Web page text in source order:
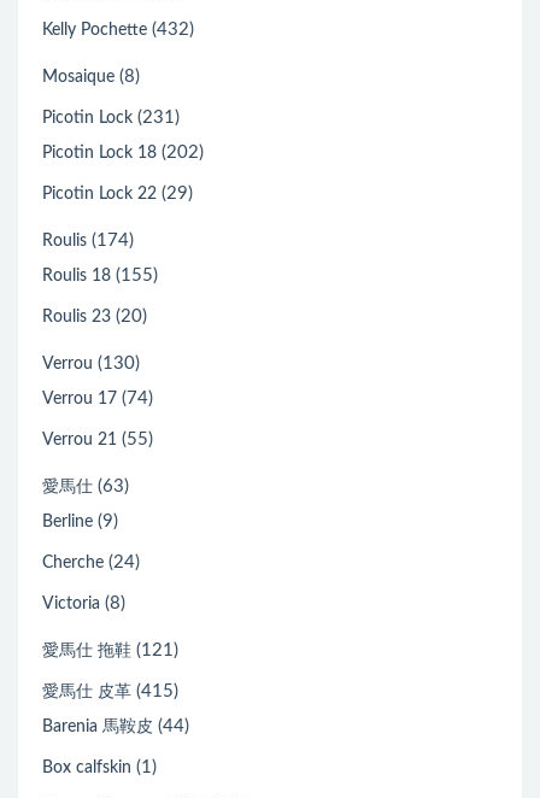
Kelly Pochette (432)
Mosaique (8)
Picotin Lock (231)
Picotin Lock 18 (202)
Picotin Lock 22 (29)
Roulis (174)
Roulis 18 (155)
Roulis 23 (20)
Verrou (130)
Verrou 17 (74)
Verrou 21 (55)
愛馬仕 (63)
Berline (9)
Cherche (24)
Victoria (8)
愛馬仕 拖鞋 (121)
愛馬仕 皮革 (415)
Barenia 馬鞍皮 (44)
Box calfskin (1)